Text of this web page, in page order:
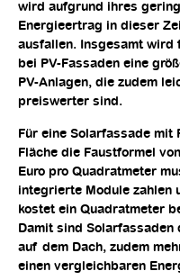
wird aufgrund ihres
Energieertrag in dieser
ausfallen. Insgesamt wird
bei PV-Fassaden eine
PV-Anlagen, die zudem
preiswerter sind.
Für eine Solarfassade mit
Fläche die Faustformel
Euro pro Quadratmeter
integrierte Module zahlen
kostet ein Quadratmeter
Damit sind
auf dem Dach, zudem
einen vergleichbaren